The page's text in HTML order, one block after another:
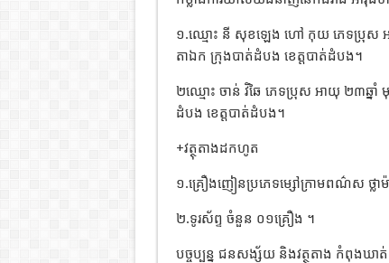
១.ឈ្មោះ នី សុខឡេង ហៅ កុយ ភេទប្រុស អ
តាឯក ក្រុងបាត់ដំបង ខេត្តបាត់ដំបង។
២ឈ្មោះ ចាន់ វិឆៃ ភេទប្រុស អាយុ ២៣ឆ្ន
ដំបង ខេត្តបាត់ដំបង។
+វត្ថុតាងដកហូត
១.គ្រឿងញៀនប្រភេទម្សៅក្រាមពណ៌ស ថ្ល
២.ទូរស័ព្ទ ចំនួន ០១គ្រឿង ។
បច្ចុប្បន្ន ជនសង្ស័យ និងវត្ថុតាង កំពុងឃ